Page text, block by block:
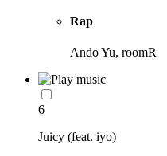
Rap
Ando Yu, roomR
6
Juicy (feat. iyo)